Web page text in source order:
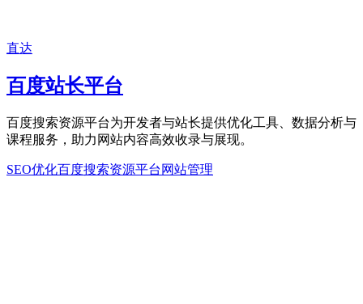
直达
百度站长平台
百度搜索资源平台为开发者与站长提供优化工具、数据分析与
课程服务，助力网站内容高效收录与展现。
SEO优化百度搜索资源平台 网站管理